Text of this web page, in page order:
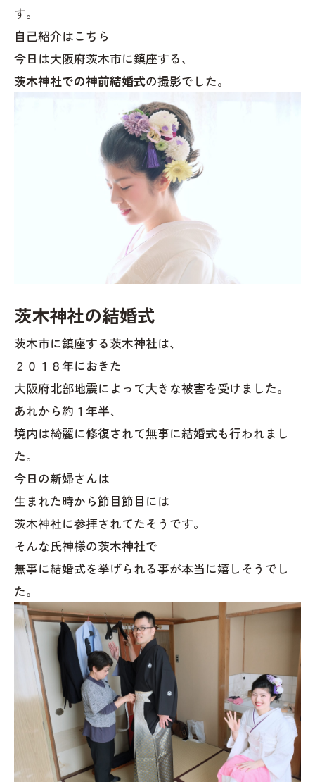
す。
自己紹介はこちら
今日は大阪府茨木市に鎮座する、
茨木神社での神前結婚式の撮影でした。
茨木神社の結婚式
茨木市に鎮座する茨木神社は、
２０１８年におきた
大阪府北部地震によって大きな被害を受けました。
あれから約１年半、
境内は綺麗に修復されて無事に結婚式も行われまし
た。
今日の新婦さんは
生まれた時から節目節目には
茨木神社に参拝されてたそうです。
そんな氏神様の茨木神社で
無事に結婚式を挙げられる事が本当に嬉しそうでし
た。